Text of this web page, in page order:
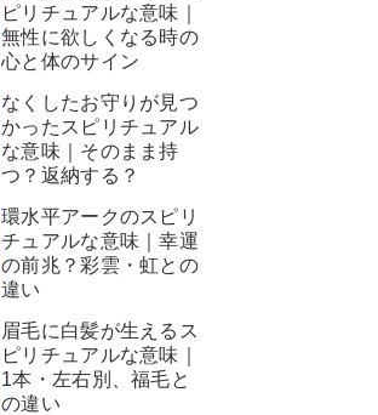
ピリチュアルな意味｜
無性に欲しくなる時の
心と体のサイン
なくしたお守りが見つ
かったスピリチュアル
な意味｜そのまま持
つ？返納する？
環水平アークのスピリ
チュアルな意味｜幸運
の前兆？彩雲・虹との
違い
眉毛に白髪が生えるス
ピリチュアルな意味｜
1本・左右別、福毛と
の違い